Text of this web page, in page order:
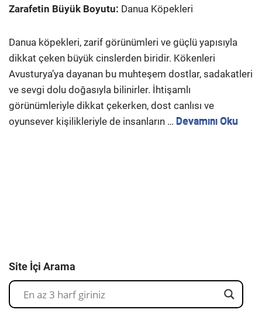
Zarafetin Büyük Boyutu: Danua Köpekleri
Danua köpekleri, zarif görünümleri ve güçlü yapısıyla
dikkat çeken büyük cinslerden biridir. Kökenleri
Avusturya’ya dayanan bu muhteşem dostlar, sadakatleri
ve sevgi dolu doğasıyla bilinirler. İhtişamlı
görünümleriyle dikkat çekerken, dost canlısı ve
oyunsever kişilikleriyle de insanların … Devamını Oku
Site İçi Arama